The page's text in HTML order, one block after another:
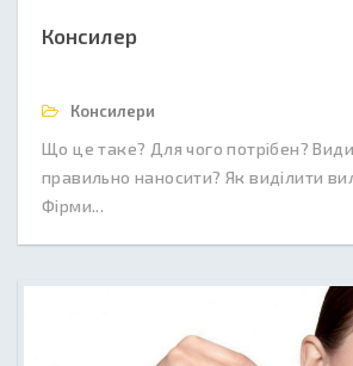
Консилер
Консилери
Що це таке? Для чого потрібен?
правильно наносити? Як виділити
Фірми...